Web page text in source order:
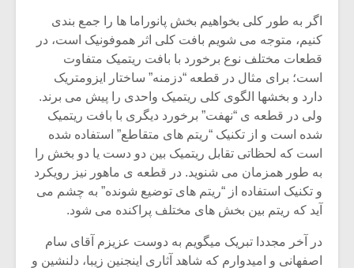
اگر به طور کلی بخواهیم بخش پانوراما ها را جمع بندی
کنیم، متوجه می شویم بافت کلی اثر هموفونیک است، در
قطعات مختلف نوع برخورد با بافت ریتمیک متفاوت
است؛ برای مثال در قطعه “دزمنه” ساختار ایزومتریک
دارد و بخشها الگوی کلی ریتمیک واحدی را پیش می برند.
ولی در قطعه ی “نهفت” برخورد دیگری با بافت ریتمیک
شده است و از تکنیک “ریتم های متقاطع” استفاده شده
است که لحظاتی تقابل ریتمیک بین دو دست یا دو بخش را
به طور همزمان می شنوید. در قطعه ی ماهور نیز رویکرد
و تکنیک استفاده از “ریتم های توضیع شونده” به چشم می
آید که ریتم بین بخش های مختلف پراکنده می شود.
در آخر مجددا تبریک میگویم به دوست عزیزم آقای سام
اصفهانی و امیدوارم که شاهد آثاری اینجنین زیبا، دلنشین و
میکلوش روژا
یادداشتی بر موسیقی
متن فیلم «متری
موریس ژار
موسیقی